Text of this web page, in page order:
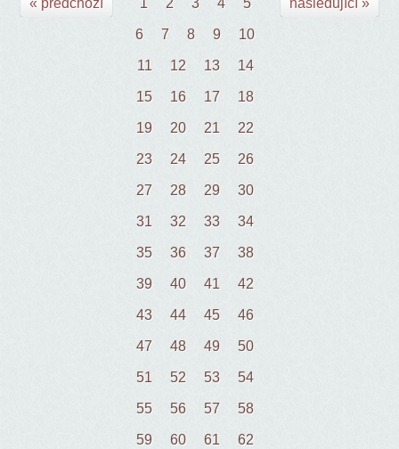
« předchozí 1 2 3 4 5
6 7 8 9 10
11 12 13 14
15 16 17 18
19 20 21 22
23 24 25 26
27 28 29 30
31 32 33 34
35 36 37 38
39 40 41 42
43 44 45 46
47 48 49 50
51 52 53 54
55 56 57 58
59 60 61 62
následující »